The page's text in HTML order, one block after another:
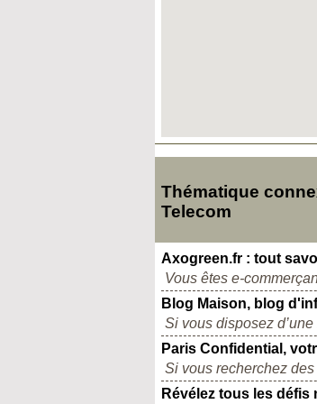
Thématique
Telecom
Axogreen.fr : tout
Vous êtes e-
Blog Maison, blog
Si vous disposez
Paris Confidential,
Si vous recherchez
Révélez tous les